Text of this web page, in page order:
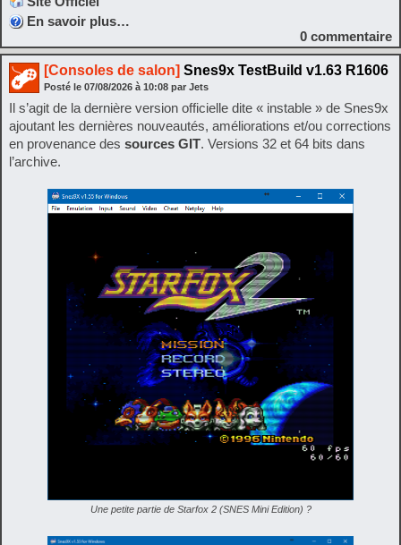
En savoir plus…
0 commentaire
[Consoles de salon] Snes9x TestBuild v1.63 R1606
Posté le 07/08/2026 à 10:08 par Jets
Il s’agit de la dernière version officielle dite « instable » de Snes9x
ajoutant les dernières nouveautés, améliorations et/ou corrections
en provenance des sources GIT. Versions 32 et 64 bits dans
l’archive.
Une petite partie de Starfox 2 (SNES Mini Edition) ?